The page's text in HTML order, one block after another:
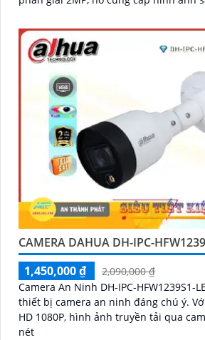
CAMERA DAHUA DH-IPC-
1,450,000 ₫
2,090,000 ₫
Camera An Ninh DH-IPC-HFW1239S1-
thiết bị camera an ninh đáng chú ý. Với độ phân giải FULL
HD 1080P, hình ảnh truyền tải qua
nét